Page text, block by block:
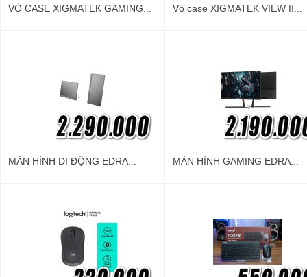
VỎ CASE XIGMATEK GAMING... Vỏ case XIGMATEK VIEW II...
MÀN HÌNH DI ĐỘNG EDRA... MÀN HÌNH GAMING EDRA...